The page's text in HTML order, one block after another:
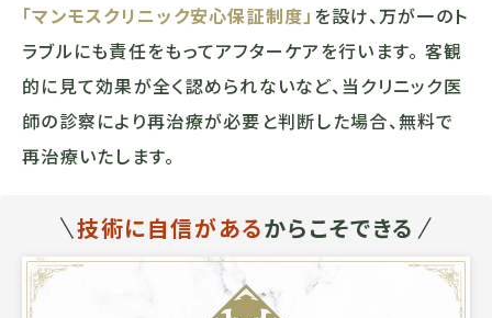
「マンモスクリニック安心保証制度」 を設け、万が一のト
ラブルにも責任をもってアフターケアを行います。 客観
的に見て効果が全く認められないなど、当クリニック医
師の診察により再治療が必要と判断した場合、無料で
再治療いたします。
技術に自信があるからこそできる